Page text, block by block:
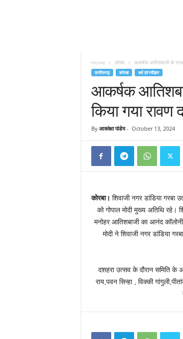
Home कोरबा आकर्षक आतिशबाजी के साथ
छत्तीसगढ़ कोरबा धर्म एवं त्यौहार
आकर्षक
किया गया रावण
By आकांक्षा पांडेय- October 13, 2024
कोरबा। शिवाजी नगर डांडिया गरबा
को गोपाल मोदी मुख्य अतिथि
मनोहर आतिशबाजी का आनंद
मोदी ने शिवाजी नगर डांडिया
दशहरा उत्सव के दौरान समिति के
राय,पवन सिन्हा , विक्की